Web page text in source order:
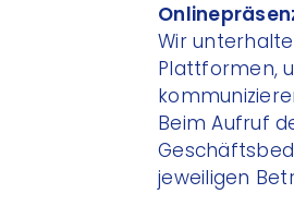
Wir
Plattformen,
Beim Aufruf
jeweiligen